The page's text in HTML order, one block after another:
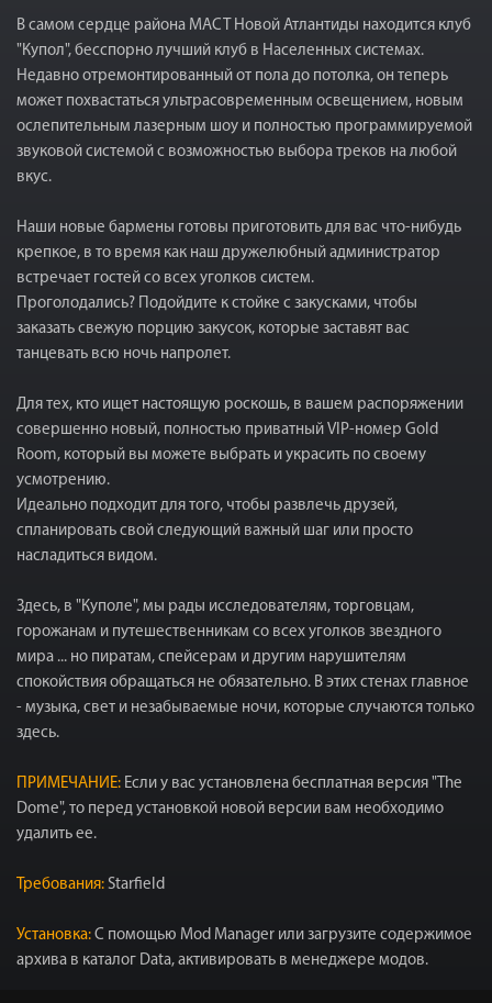
В самом сердце района МАСТ Новой Атлантиды находится клуб
"Купол", бесспорно лучший клуб в Населенных системах.
Недавно отремонтированный от пола до потолка, он теперь
может похвастаться ультрасовременным освещением, новым
ослепительным лазерным шоу и полностью программируемой
звуковой системой с возможностью выбора треков на любой
вкус.
Наши новые бармены готовы приготовить для вас что-нибудь
крепкое, в то время как наш дружелюбный администратор
встречает гостей со всех уголков систем.
Проголодались? Подойдите к стойке с закусками, чтобы
заказать свежую порцию закусок, которые заставят вас
танцевать всю ночь напролет.
Для тех, кто ищет настоящую роскошь, в вашем распоряжении
совершенно новый, полностью приватный VIP-номер Gold
Room, который вы можете выбрать и украсить по своему
усмотрению.
Идеально подходит для того, чтобы развлечь друзей,
спланировать свой следующий важный шаг или просто
насладиться видом.
Здесь, в "Куполе", мы рады исследователям, торговцам,
горожанам и путешественникам со всех уголков звездного
мира ... но пиратам, cпейсерам и другим нарушителям
спокойствия обращаться не обязательно. В этих стенах главное
- музыка, свет и незабываемые ночи, которые случаются только
здесь.
ПРИМЕЧАНИЕ: Если у вас установлена бесплатная версия "The
Dome", то перед установкой новой версии вам необходимо
удалить ее.
Требования: Starfield
Установка: С помощью Mod Manager или загрузите содержимое
архива в каталог Dаta, активировать в менеджере модов.